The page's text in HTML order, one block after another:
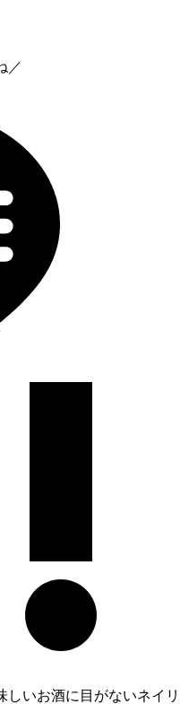
／
いお酒に目がないネイリ